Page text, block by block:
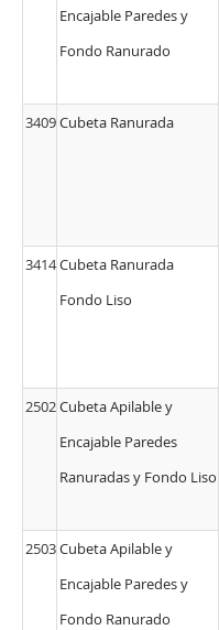
Encajable Paredes y
Fondo Ranurado
3409Cubeta Ranurada
3414Cubeta Ranurada
Fondo Liso
2502Cubeta Apilable y
Encajable Paredes
Ranuradas y Fondo Liso
2503Cubeta Apilable y
Encajable Paredes y
Fondo Ranurado